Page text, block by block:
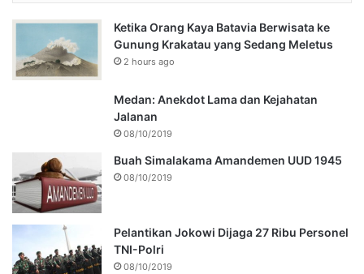
Ketika Orang Kaya Batavia Berwisata ke
Gunung Krakatau yang Sedang Meletus
2 hours ago
Medan: Anekdot Lama dan Kejahatan
Jalanan
08/10/2019
Buah Simalakama Amandemen UUD 1945
08/10/2019
Pelantikan Jokowi Dijaga 27 Ribu Personel
TNI-Polri
08/10/2019